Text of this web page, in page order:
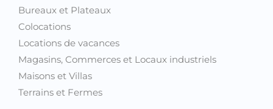
Bureaux et Plateaux
Colocations
Locations de vacances
Magasins, Commerces et Locaux industriels
Maisons et Villas
Terrains et Fermes